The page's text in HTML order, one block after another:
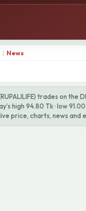
| News
trades on the
high 94.80 Tk · low
price, charts, news and